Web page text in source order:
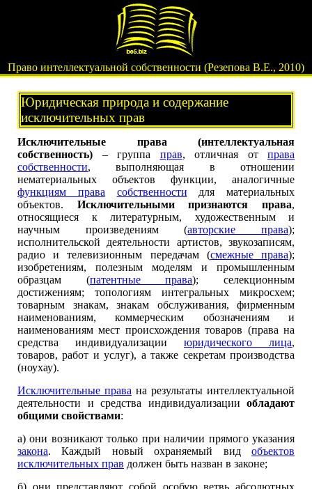
Право интеллектуальной собственности (Резепова В.Е., 2010)
Юридическая природа и содержание
исключительных прав
Исключительные права (интеллектуальная
собственность) – группа прав, отличная от права
собственности, выполняющая в отношении
нематериальных объектов функции, аналогичные
функциям права
собственности для материальных
объектов. Исключительными признаются права,
относящиеся к литературным, художественным и
научным произведениям (авторские права);
исполнительской деятельности артистов, звукозаписям,
радио и телевизионным передачам (смежные права);
изобретениям, полезным моделям и промышленным
образцам (патентные права); селекционным
достижениям; топологиям интегральных микросхем;
товарным знакам, знакам обслуживания, фирменным
наименованиям, коммерческим обозначениям и
наименованиям мест происхождения товаров (права на
средства индивидуализации юридического лица,
товаров, работ и услуг), а также секретам производства
(ноухау).
Исключительные права на результаты интеллектуальной
деятельности и средства индивидуализации обладают
общими свойствами:
а) они возникают только при наличии прямого указания
закона. Каждый новый охраняемый вид объектов
исключительных прав должен быть назван в законе;
б) они представляют собой особую ветвь абсолютных